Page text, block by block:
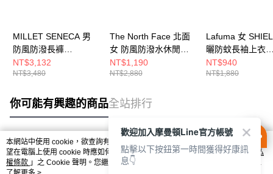
MILLET SENECA 男
防風防潑長褲
MIV10844N0247
NT$3,132
NT$3,480
The North Face 北面
女 防風防潑水休閒短
褲 NF0A87YKLK5
NT$1,190
NT$2,880
Lafuma 女
曬防蚊長袖上衣
LFV125726187
NT$940
NT$1,880
你可能有興趣的商品全站排行
熱門標籤
本網站中使用 cookie，欲查詢有關本網站使用 cookie 方式之詳情，及若您不希
望在電腦上使用 cookie 時應如何變更電腦的 cookie 設定，請參閱本網站「
隱私
權條款 」之 Cookie 聲明。您繼續使用本網站即表示您同意本公司得按本網站使
歡迎加入摩曼頓Line官方帳號
點擊以下按鈕第一時間獲得好康訊
息👇